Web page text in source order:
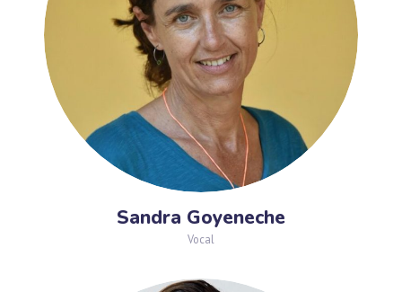
Sandra Goyeneche
Vocal